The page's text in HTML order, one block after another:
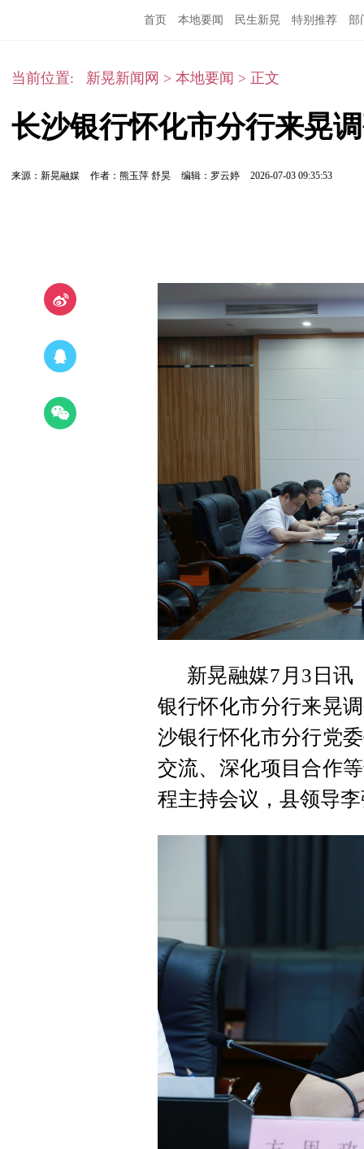
首页 本地要闻 民生新晃 特别推荐 部
当前位置: 新晃新闻网 > 本地要闻 > 正文
长沙银行怀化市分行来晃
来源：新晃融媒 作者：熊玉萍 舒昊 编辑：罗云婷 2026-07-03 09:35:53
新晃融媒7月3日讯
银行怀化市分行来晃
沙银行怀化市分行党
交流、深化项目合作
程主持会议，县领导